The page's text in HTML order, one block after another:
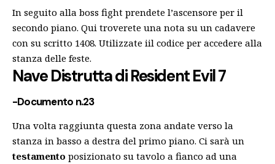
In seguito alla boss fight prendete l’ascensore per il
secondo piano. Qui troverete una nota su un cadavere
con su scritto 1408. Utilizzate iil codice per accedere alla
stanza delle feste.
Nave Distruttadi Resident Evil 7
-Documento n.23
Una volta raggiunta questa zona andate verso la
stanza in basso a destra del primo piano. Ci sarà un
testamento posizionato su tavolo a fianco ad una